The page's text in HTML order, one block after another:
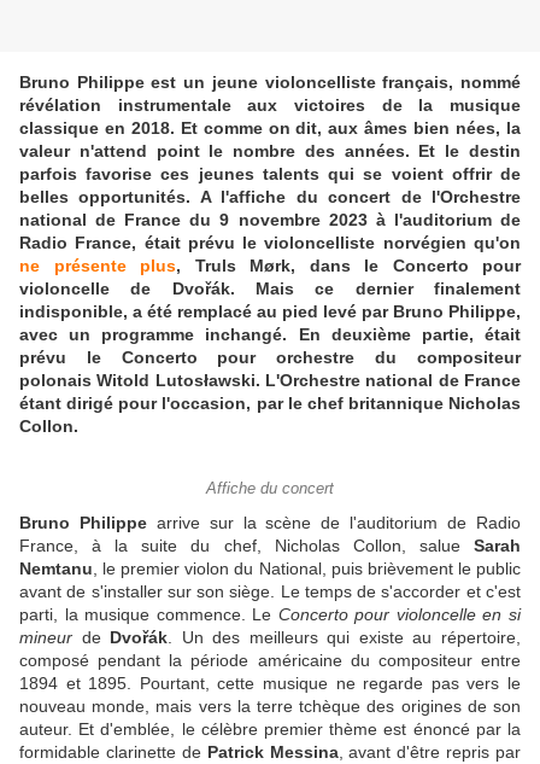
Bruno Philippe est un jeune violoncelliste français, nommé
révélation instrumentale aux victoires de la musique
classique en 2018. Et comme on dit, aux âmes bien nées, la
valeur n'attend point le nombre des années. Et le destin
parfois favorise ces jeunes talents qui se voient offrir de
belles opportunités. A l'affiche du concert de l'Orchestre
national de France du 9 novembre 2023 à l'auditorium de
Radio France, était prévu le violoncelliste norvégien qu'on
ne présente plus, Truls Mørk, dans le Concerto pour
violoncelle de Dvořák. Mais ce dernier finalement
indisponible, a été remplacé au pied levé par Bruno Philippe,
avec un programme inchangé. En deuxième partie, était
prévu le Concerto pour orchestre du compositeur
polonais Witold Lutosławski. L'Orchestre national de France
étant dirigé pour l'occasion, par le chef britannique Nicholas
Collon.
Affiche du concert
Bruno Philippearrive sur la scène de l'auditorium de Radio
France, à la suite du chef, Nicholas Collon, salue Sarah
Nemtanu , le premier violon du National, puis brièvement le public
avant de s'installer sur son siège. Le temps de s'accorder et c'est
parti, la musique commence. Le Concerto pour violoncelle en si
mineur de Dvořák . Un des meilleurs qui existe au répertoire,
composé pendant la période américaine du compositeur entre
1894 et 1895. Pourtant, cette musique ne regarde pas vers le
nouveau monde, mais vers la terre tchèque des origines de son
auteur. Et d'emblée, le célèbre premier thème est énoncé par la
formidable clarinette de Patrick Messina, avant d'être repris par